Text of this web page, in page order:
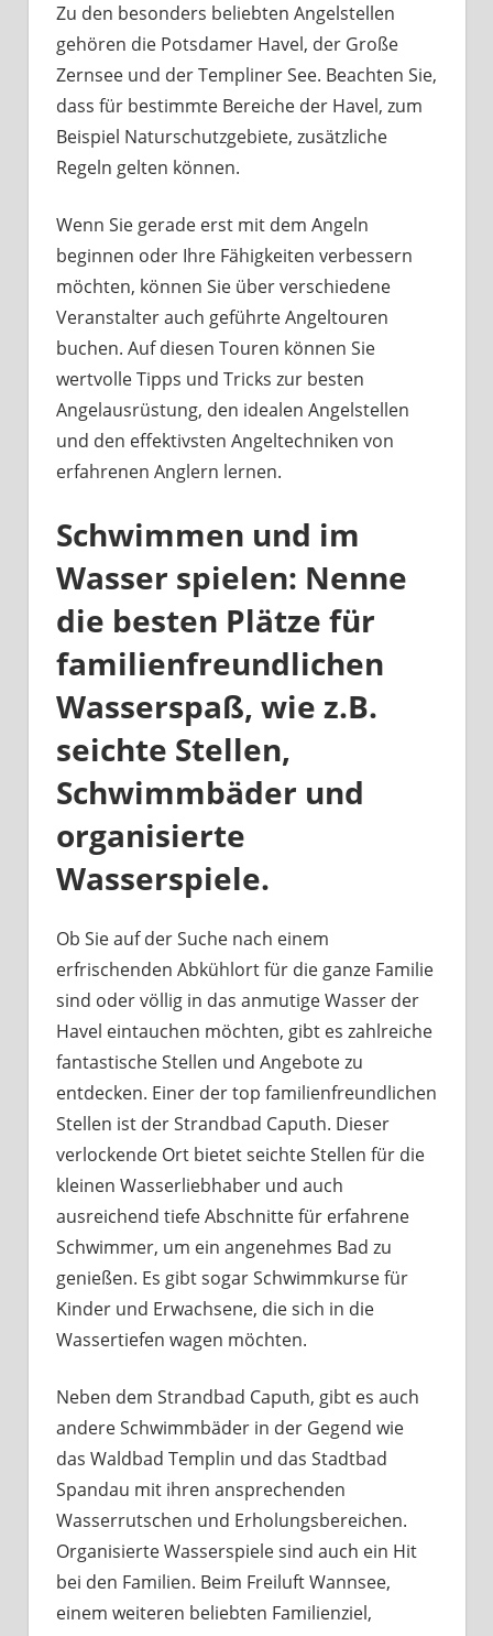
Zu den besonders beliebten Angelstellen
gehören die Potsdamer Havel, der Große
Zernsee und der Templiner See. Beachten Sie,
dass für bestimmte Bereiche der Havel, zum
Beispiel Naturschutzgebiete, zusätzliche
Regeln gelten können.
Wenn Sie gerade erst mit dem Angeln
beginnen oder Ihre Fähigkeiten verbessern
möchten, können Sie über verschiedene
Veranstalter auch geführte Angeltouren
buchen. Auf diesen Touren können Sie
wertvolle Tipps und Tricks zur besten
Angelausrüstung, den idealen Angelstellen
und den effektivsten Angeltechniken von
erfahrenen Anglern lernen.
Schwimmen und im
Wasser spielen: Nenne
die besten Plätze für
familienfreundlichen
Wasserspaß, wie z.B.
seichte Stellen,
Schwimmbäder und
organisierte
Wasserspiele.
Ob Sie auf der Suche nach einem
erfrischenden Abkühlort für die ganze Familie
sind oder völlig in das anmutige Wasser der
Havel eintauchen möchten, gibt es zahlreiche
fantastische Stellen und Angebote zu
entdecken. Einer der top familienfreundlichen
Stellen ist der Strandbad Caputh. Dieser
verlockende Ort bietet seichte Stellen für die
kleinen Wasserliebhaber und auch
ausreichend tiefe Abschnitte für erfahrene
Schwimmer, um ein angenehmes Bad zu
genießen. Es gibt sogar Schwimmkurse für
Kinder und Erwachsene, die sich in die
Wassertiefen wagen möchten.
Neben dem Strandbad Caputh, gibt es auch
andere Schwimmbäder in der Gegend wie
das Waldbad Templin und das Stadtbad
Spandau mit ihren ansprechenden
Wasserrutschen und Erholungsbereichen.
Organisierte Wasserspiele sind auch ein Hit
bei den Familien. Beim Freiluft Wannsee,
einem weiteren beliebten Familienziel,